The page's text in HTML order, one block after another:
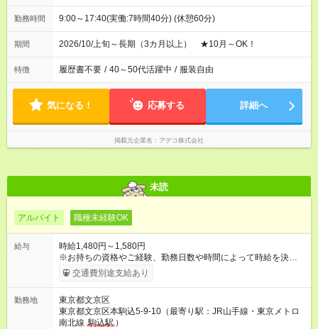
勤務時間 9:00～17:40(実働:7時間40分) (休憩60分)
期間 2026/10/上旬～長期（3カ月以上） ★10月～OK！
特徴 履歴書不要 / 40～50代活躍中 / 服装自由
気になる！ 応募する 詳細へ
掲載元企業名 アデコ株式会社
未読
アルバイト 職種未経験OK
給与
時給1,480円～1,580円
※お持ちの資格やご経験、勤務日数や時間によって時給を決定い
たします。 【試用期間】試用期間あり 試用期間の長さ：3ヶ月
雇用形態、給与は本採用時と同じです。
交通費別途支給あり
勤務地
東京都文京区
東京都文京区本駒込5-9-10（最寄り駅：JR山手線・東京メトロ
南北線 駒込駅 ）